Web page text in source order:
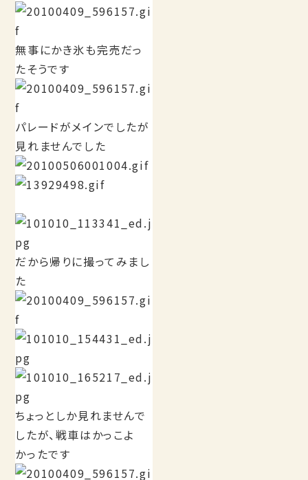
無事にかき氷も完売だっ
たそうです
パレードがメインでしたが
見れませんでした
だから帰りに撮ってみまし
た
ちょっとしか見れませんで
したが、戦車はかっこよ
かったです